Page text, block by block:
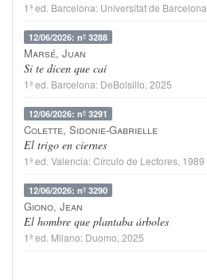
1ª ed. Barcelona: Universitat de Barcelona
12/06/2026: nº 3288
Marsé, Juan
Si te dicen que caí
1ª ed. Barcelona: DeBolsillo , 2025
12/06/2026: nº 3291
Colette, Sidonie-Gabrielle
El trigo en ciernes
1ª ed. Valencia:Círculo de Lectores , 1989
12/06/2026: nº 3290
Giono, Jean
El hombre que plantaba árboles
1ª ed. Milano: Duomo , 2025